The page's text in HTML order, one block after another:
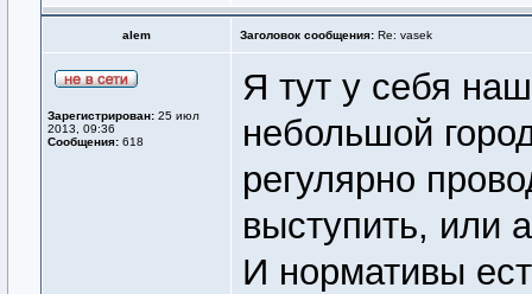
alem Заголовок сообщения: Re: vasek
Зарегистрирован: 25 июл
2013, 09:36
Сообщения: 618
Я тут у себя
небольшой
регулярно
выступить, или
И нормативы